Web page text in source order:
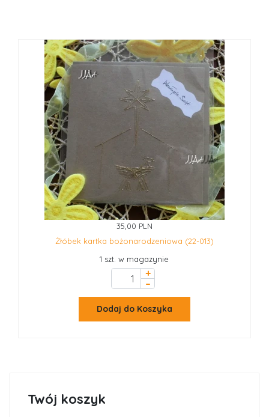
35,00 PLN
Żłóbek kartka bożonarodzeniowa (22-013)
1 szt. w magazynie
+
–
Dodaj do Koszyka
Twój koszyk